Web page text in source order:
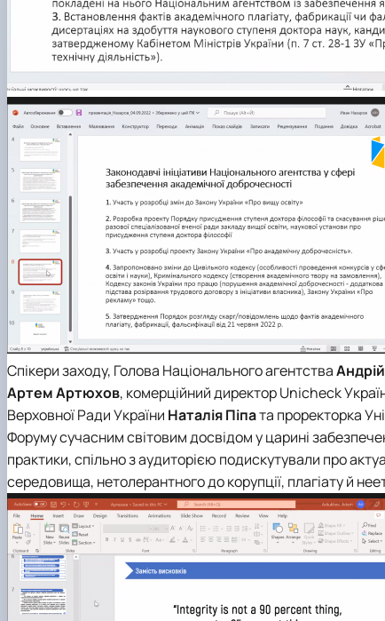
Спікери заходу, Голова Національного агентства
Артем Артюхов, комерційний директорUnicheck
Верховної Ради України Наталія Піпата проректорка
Форуму сучасним світовим досвідом у царині
практики, спільно з аудиторією подискутували про
середовища, нетолерантного до корупції, плагіату й